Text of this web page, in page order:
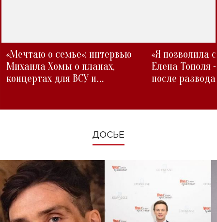
«Мечтаю о семье»: интервью
Михаила Хомы о планах,
концертах для ВСУ и
«Я позволила
Елена Тополя
после развода
ДОСЬЕ